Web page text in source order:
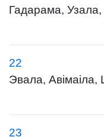
Гадарама, Узала,
22
Эвала, Авімаіла,
23